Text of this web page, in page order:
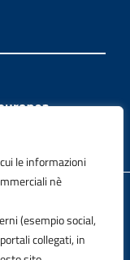
le informazioni
nè
(esempio social,
collegati, in